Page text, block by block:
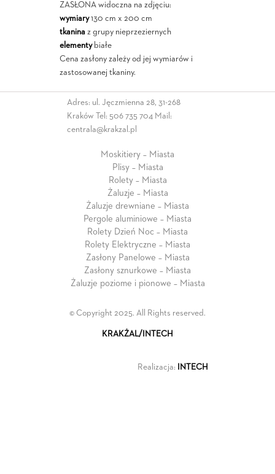
ZASŁONA widoczna na zdjęciu:
wymiary130 cm x 200 cm
tkaninaz grupy nieprzeziernych
elementybiałe
Cena zasłony zależy od jej wymiarów i
zastosowanej tkaniny.
Adres: ul. Jęczmienna 28, 31-268
Kraków Tel: 506 735 704 Mail:
centrala@krakzal.pl
Moskitiery – Miasta
Plisy – Miasta
Rolety – Miasta
Żaluzje – Miasta
Żaluzje drewniane – Miasta
Pergole aluminiowe – Miasta
Rolety Dzień Noc – Miasta
Rolety Elektryczne – Miasta
Zasłony Panelowe – Miasta
Zasłony sznurkowe – Miasta
Żaluzje poziome i pionowe – Miasta
© Copyright 2025. All Rights reserved.
KRAKŻAL/INTECH
Realizacja: INTECH